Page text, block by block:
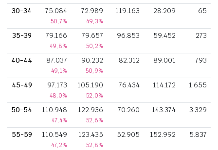
30-34 75.084
50,7%
72.989
49,3%
119.163 28.209 65
35-39 79.166
49,8%
79.657
50,2%
96.853 59.452 273
40-44 87.037
49,1%
90.232
50,9%
82.312 89.001 793
45-49 97.173
48,0%
105.190
52,0%
76.434 114.172 1.655
50-54 110.948
47,4%
122.936
52,6%
70.260 143.374 3.329
55-59 110.549
47,2%
123.435
52,8%
52.905 152.992 5.837